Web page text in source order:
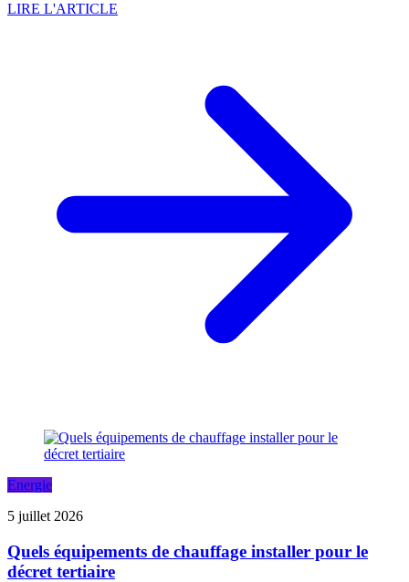
LIRE L'ARTICLE
Energie
5 juillet 2026
Quels équipements de chauffage installer pour le
décret tertiaire